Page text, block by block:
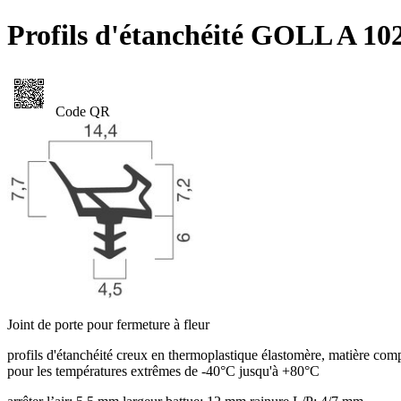
Profils d'étanchéité GOLL A
Code QR
Joint de porte pour fermeture à fleur
profils d'étanchéité creux en thermoplastique élastomère, matière
pour les températures extrêmes de -40°C jusqu'à +80°C